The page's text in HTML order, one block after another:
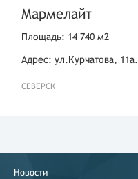
Мармелайт
Площадь: 14 740 м2
Адрес: ул.Курчатова, 11а.
СЕВЕРСК
Новости